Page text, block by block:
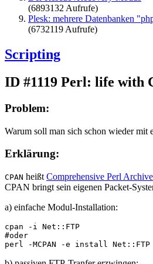
(6893132 Aufrufe)
Plesk: mehrere Datenbanken
(6732119 Aufrufe)
Scripting
ID #1119 Perl: life with
Problem:
Warum soll man sich schon wieder mit
Erklärung:
CPAN heißt Comprehensive Perl
CPAN bringt sein eigenen Packet-
a) einfache Modul-Installation:
cpan -i Net::FTP
#oder
perl -MCPAN -e install Net::FTP